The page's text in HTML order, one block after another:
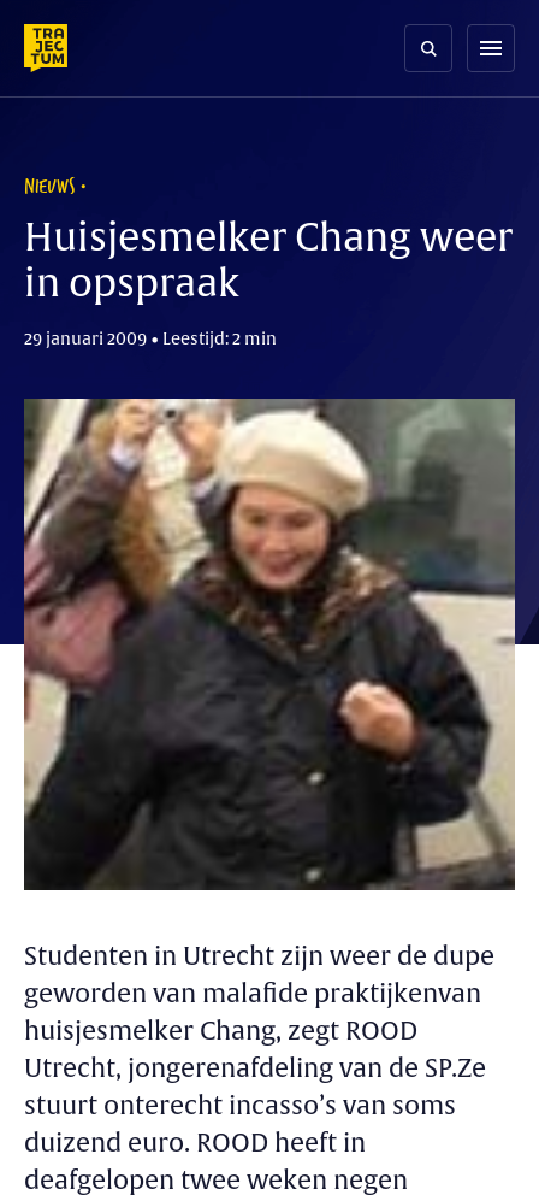
content
menu
NIEUWS
Huisjesmelker Chang weer
in opspraak
29 januari 2009 • Leestijd: 2 min
Studenten in Utrecht zijn weer de dupe
geworden van malafide praktijkenvan
huisjesmelker Chang, zegt ROOD
Utrecht, jongerenafdeling van de SP.Ze
stuurt onterecht incasso’s van soms
duizend euro. ROOD heeft in
deafgelopen twee weken negen